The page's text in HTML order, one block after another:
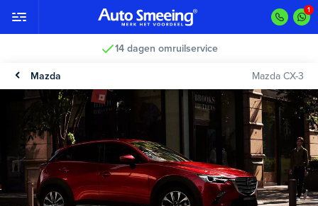
14 dagen omruilservice
Mazda Mazda CX-3